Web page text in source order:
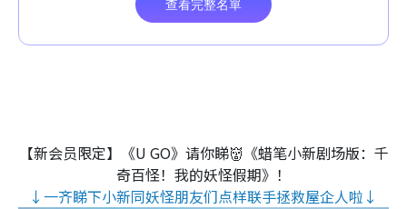
【新会员限定】《U GO》请你睇👹《蜡笔小新剧场版：千
奇百怪！我的妖怪假期》！
↓一齐睇下小新同妖怪朋友们点样联手拯救屋企人啦↓